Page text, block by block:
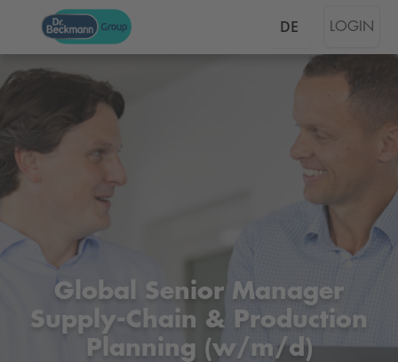
DE LOGIN
Global Senior Manager
Supply-Chain & Production
Planning (w/m/d)